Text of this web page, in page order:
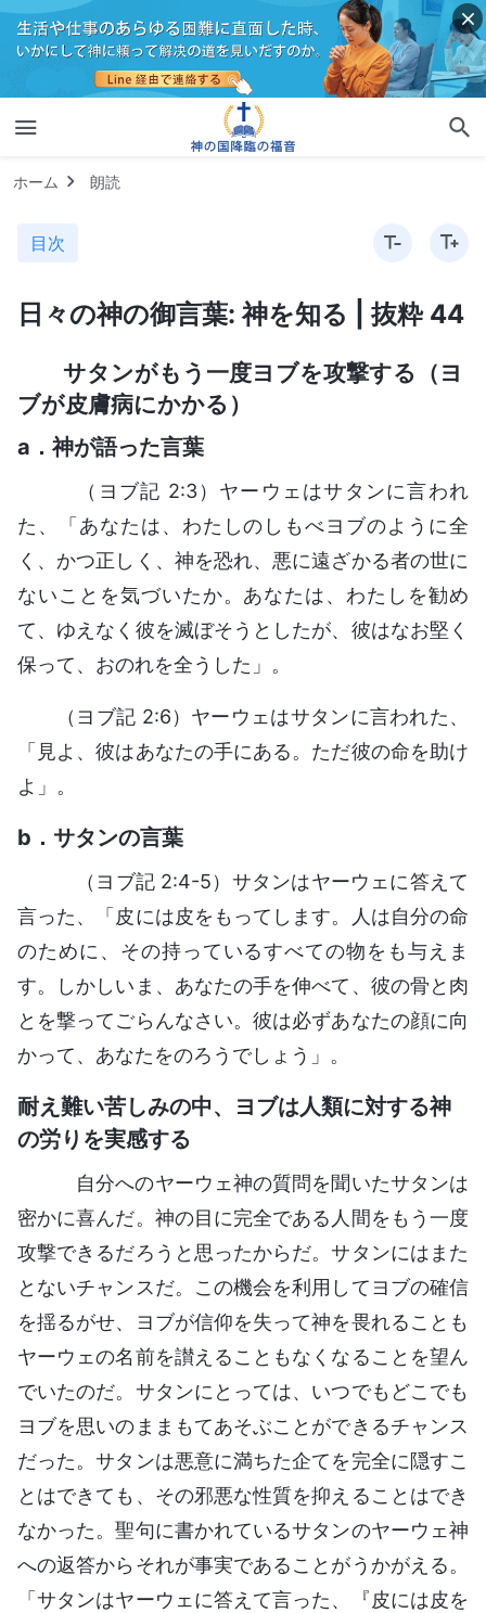
ホーム 朗読
目次
日々の神の御言葉: 神を知る | 抜粋 44
サタンがもう一度ヨブを攻撃する（ヨ
ブが皮膚病にかかる）
a．神が語った言葉
（ヨブ記 2:3）ヤーウェはサタンに言われ
た、「あなたは、わたしのしもべヨブのように全
く、かつ正しく、神を恐れ、悪に遠ざかる者の世に
ないことを気づいたか。あなたは、わたしを勧め
て、ゆえなく彼を滅ぼそうとしたが、彼はなお堅く
保って、おのれを全うした」。
（ヨブ記 2:6）ヤーウェはサタンに言われた、
「見よ、彼はあなたの手にある。ただ彼の命を助け
よ」。
b．サタンの言葉
（ヨブ記 2:4-5）サタンはヤーウェに答えて
言った、「皮には皮をもってします。人は自分の命
のために、その持っているすべての物をも与えま
す。しかしいま、あなたの手を伸べて、彼の骨と肉
とを撃ってごらんなさい。彼は必ずあなたの顔に向
かって、あなたをのろうでしょう」。
耐え難い苦しみの中、ヨブは人類に対する神
の労りを実感する
自分へのヤーウェ神の質問を聞いたサタンは
密かに喜んだ。神の目に完全である人間をもう一度
攻撃できるだろうと思ったからだ。サタンにはまた
とないチャンスだ。この機会を利用してヨブの確信
を揺るがせ、ヨブが信仰を失って神を畏れることも
ヤーウェの名前を讃えることもなくなることを望ん
でいたのだ。サタンにとっては、いつでもどこでも
ヨブを思いのままもてあそぶことができるチャンス
だった。サタンは悪意に満ちた企てを完全に隠すこ
とはできても、その邪悪な性質を抑えることはでき
なかった。聖句に書かれているサタンのヤーウェ神
への返答からそれが事実であることがうかがえる。
「サタンはヤーウェに答えて言った、『皮には皮を